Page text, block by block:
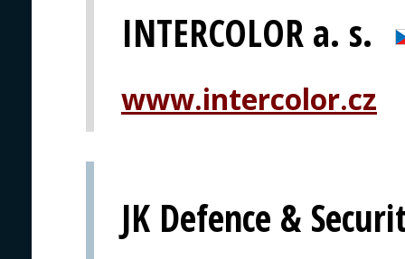
INTERCOLOR a. s.
www.intercolor.cz
JK Defence &